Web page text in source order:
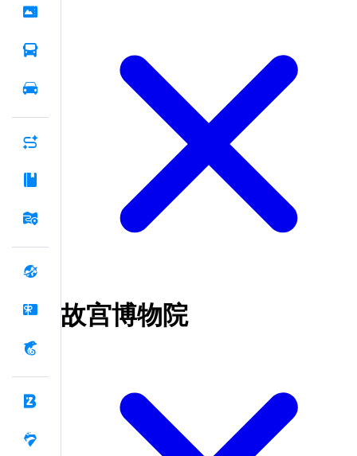
故宫博物院